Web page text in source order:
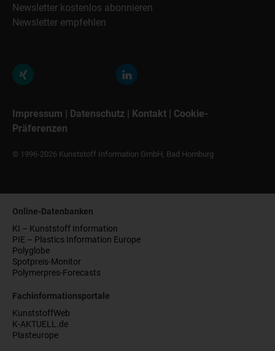
Newsletter kostenlos abonnieren
Newsletter empfehlen
Impressum | Datenschutz | Kontakt | Cookie-
Präferenzen
© 1996-2026 Kunststoff Information GmbH, Bad Homburg
Online-Datenbanken
KI – Kunststoff Information
PIE – Plastics Information Europe
Polyglobe
Spotpreis-Monitor
Polymerpres-Forecasts
Fachinformationsportale
KunststoffWeb
K-AKTUELL.de
Plasteurope